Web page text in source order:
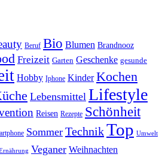
Beruf Bio Blumen Brandnooz
Freizeit Garten Geschenke gesunde
Hobby Iphone Kinder Kochen
Lebensmittel Lifestyle
Reisen Rezepte Schönheit
Sommer TechnikTop Umwelt
Veganer Weihnachten